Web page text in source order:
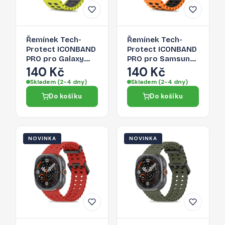
Řemínek Tech-
Protect ICONBAND
PRO pro Galaxy
Watch ULTRA 1 / 2
2024-2026 (47
MM) - lime/black
140 Kč
Skladem (2-4 dny)
Do košíku
Řemínek Tech-
Protect ICONBAND
PRO pro Samsung
Galaxy Watch
Ultra 1 / 2 2024-
2026 (47 MM) -
oranžová/černá
140 Kč
Skladem (2-4 dny)
Do košíku
NOVINKA NOVINKA